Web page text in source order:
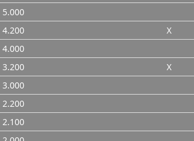
5.000
4.200 X
4.000
3.200 X
3.000
2.200
2.100